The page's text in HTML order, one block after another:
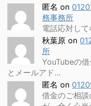
匿名 on
務事務所
電話応対して
秋葉原 on
所
YouTubeの
とメールアド…
匿名 on
借金のご相